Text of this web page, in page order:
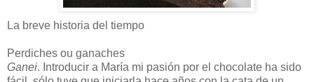
La breve historia del tiempo
Perdiches ou ganaches
Ganei. Introducir a María mi pasión por el chocolate ha sido